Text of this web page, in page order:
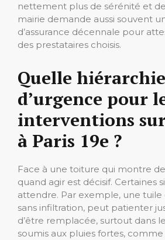
nettement plus de sérénité et
mairie demande aussi souvent
d’assurance décennale pour
des prestataires choisis.
Quelle hiérarchie
d’urgence pour
interventions
à Paris 19e ?
Face à une toiture qui montre
quand agir est décisif. Certaines
attendre. Par exemple, une tuile
sans infiltration, peut patienter
d’être remplacée, surtout dans
soumis aux pluies fortes,